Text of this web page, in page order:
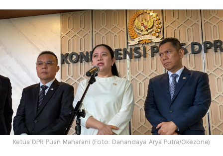
Ketua DPR Puan Maharani (Foto: Danandaya Arya Putra/Okezone)